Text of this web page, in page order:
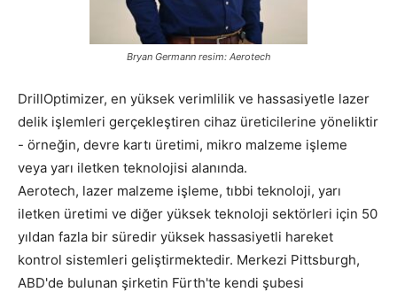
Bryan Germann resim: Aerotech
DrillOptimizer, en yüksek verimlilik ve hassasiyetle lazer
delik işlemleri gerçekleştiren cihaz üreticilerine yöneliktir
- örneğin, devre kartı üretimi, mikro malzeme işleme
veya yarı iletken teknolojisi alanında.
Aerotech, lazer malzeme işleme, tıbbi teknoloji, yarı
iletken üretimi ve diğer yüksek teknoloji sektörleri için 50
yıldan fazla bir süredir yüksek hassasiyetli hareket
kontrol sistemleri geliştirmektedir. Merkezi Pittsburgh,
ABD'de bulunan şirketin Fürth'te kendi şubesi